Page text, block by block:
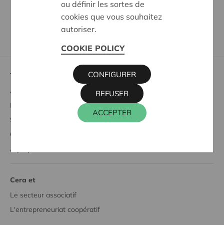
Rapport du commissaire Cera 2025
Rapport du commissaire Cera 2025 – comptes
(en NL) (pdf)
Tout savoir sur
Acheter des parts coopératives
Profiter des avantages sociétaires
Soutien à la société
Codécider
À propos de Cera
Cera et
Le secteur associatif
L'entrepreneuriat coopératif
ou définir les sortes de
cookies que vous souhaitez
autoriser.
COOKIE POLICY
ACCEPTER
REFUSER
CONFIGURER